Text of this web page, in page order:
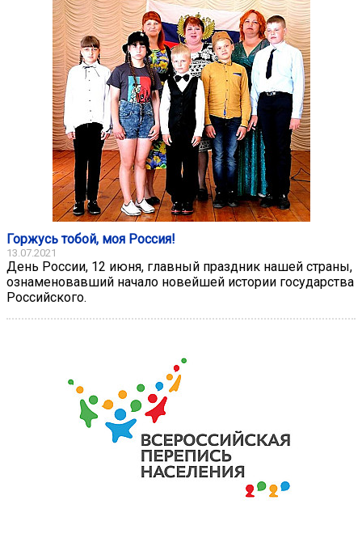
Горжусь тобой, моя Россия!
13.07.2021
День России, 12 июня, главный праздник нашей страны,
ознаменовавший начало новейшей истории государства
Российского.